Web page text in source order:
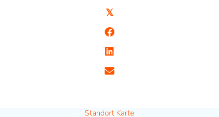
𝕏
Standort Karte